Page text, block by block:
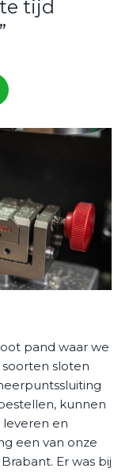
tijd
”
pand waar we
sloten
kunnen
en
een van onze
Er was bij